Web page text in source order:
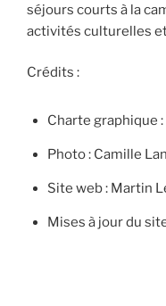
séjours courts à la
activités culturelles
Crédits :
Charte graphique
Photo : Camille
Site web : Martin
Mises à jour du